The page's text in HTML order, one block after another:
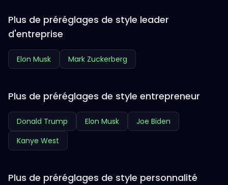
Plus de préréglages de style leader
d'entreprise
Elon Musk Mark Zuckerberg
Plus de préréglages de style entrepreneur
Donald Trump Elon Musk
Joe Biden
Kanye West
Plus de préréglages de style personnalité